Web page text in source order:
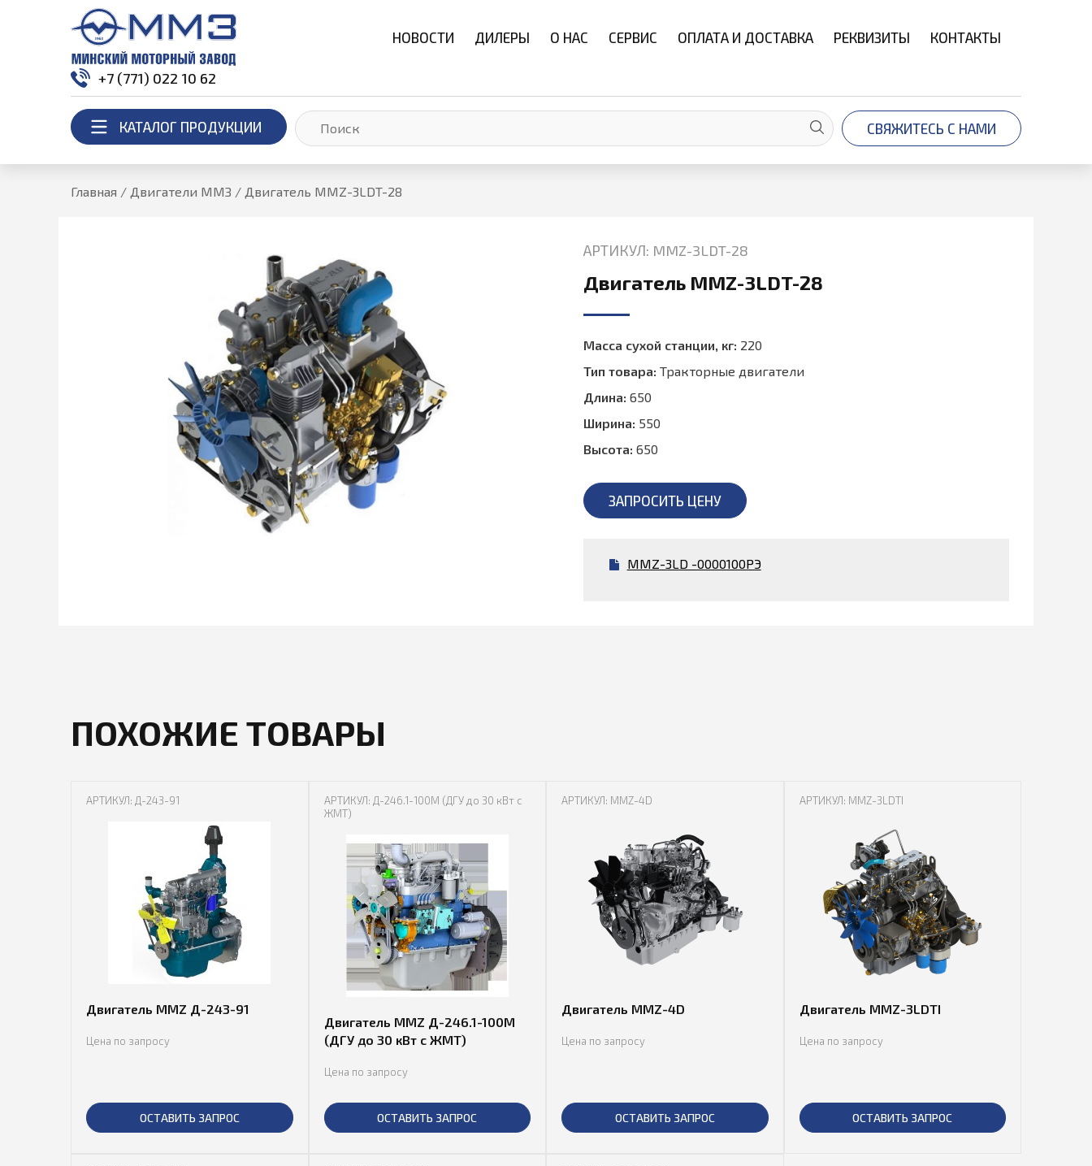
НОВОСТИ ДИЛЕРЫ О НАС СЕРВИС ОПЛАТА И ДОСТАВКА РЕКВИЗИТЫ КОНТАКТЫ
+7 (771) 022 10 62
КАТАЛОГ ПРОДУКЦИИ СВЯЖИТЕСЬ С НАМИ
Главная / Двигатели ММЗ / Двигатель MMZ-3LDT-28
АРТИКУЛ: MMZ-3LDT-28
Двигатель MMZ-3LDT-28
Масса сухой станции, кг: 220
Тип товара: Тракторные двигатели
Длина: 650
Ширина: 550
Высота: 650
ЗАПРОСИТЬ ЦЕНУ
MMZ-3LD -0000100РЭ
ПОХОЖИЕ ТОВАРЫ
АРТИКУЛ: Д-243-91
Двигатель MMZ Д-243-91
Цена по запросу
ОСТАВИТЬ ЗАПРОС
АРТИКУЛ: Д-246.1-100М (ДГУ до 30 кВт с
ЖМТ)
Двигатель MMZ Д-246.1-100М
(ДГУ до 30 кВт с ЖМТ)
Цена по запросу
ОСТАВИТЬ ЗАПРОС
АРТИКУЛ: MMZ-4D
Двигатель MMZ-4D
Цена по запросу
ОСТАВИТЬ ЗАПРОС
АРТИКУЛ: MMZ-3LDTI
Двигатель MMZ-3LDTI
Цена по запросу
ОСТАВИТЬ ЗАПРОС